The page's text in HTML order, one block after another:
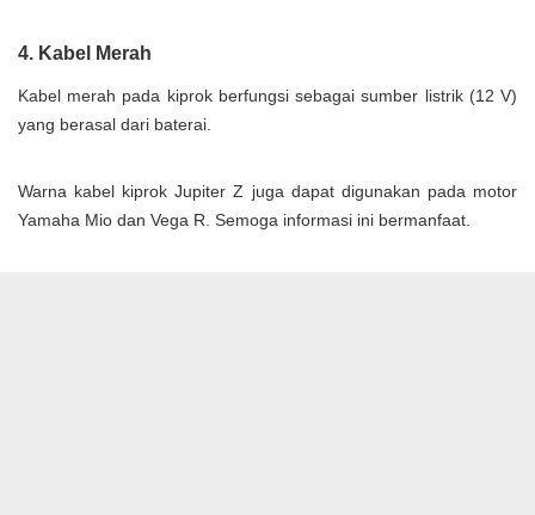
4. Kabel Merah
Kabel merah pada kiprok berfungsi sebagai sumber listrik (12 V)
yang berasal dari baterai.
Warna kabel kiprok Jupiter Z juga dapat digunakan pada motor
Yamaha Mio dan Vega R. Semoga informasi ini bermanfaat.